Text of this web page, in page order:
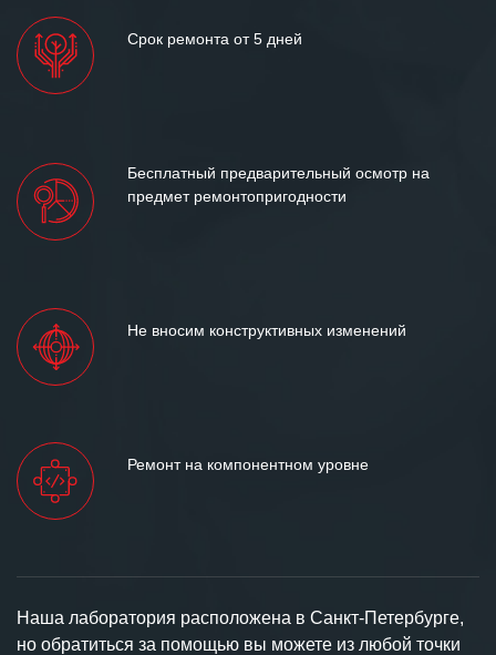
Срок ремонта от 5 дней
Бесплатный предварительный осмотр на
предмет ремонтопригодности
Не вносим конструктивных изменений
Ремонт на компонентном уровне
Наша лаборатория расположена в Санкт-Петербурге,
но обратиться за помощью вы можете из любой точки